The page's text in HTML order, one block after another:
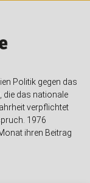
Politik gegen das
die das nationale
verpflichtet
1976
ihren Beitrag